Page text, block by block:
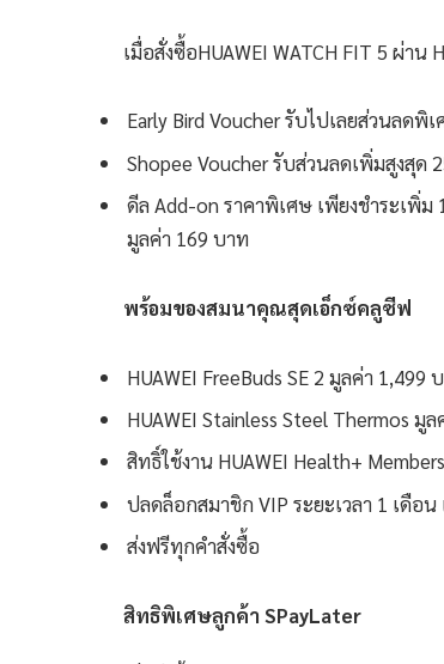
เมื่อสั่งซื้อHUAWEI WATCH FIT 5 ผ่าน
Early Bird Voucher รับไปเลยส่วนลด
Shopee Voucher รับส่วนลดเพิ่มสูงสุด
ดีล Add-on ราคาพิเศษ เพียงชำระเพิ่ม
มูลค่า 169 บาท
พร้อมของสมนาคุณสุดเอ็กซ์คลูซีฟ
HUAWEI FreeBuds SE 2 มูลค่า
HUAWEI Stainless Steel Thermos
สิทธิ์ใช้งาน HUAWEI Health+
ปลดล็อกสมาชิก VIP ระยะเวลา 1 เดือน
ส่งฟรีทุกคำสั่งซื้อ
สิทธิพิเศษลูกค้า SPayLater